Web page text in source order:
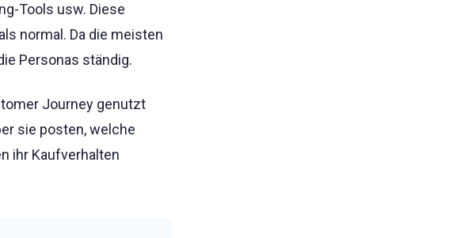
Tools usw. Diese
normal. Da die meisten
Personas ständig.
Journey genutzt
sie posten, welche
ihr Kaufverhalten